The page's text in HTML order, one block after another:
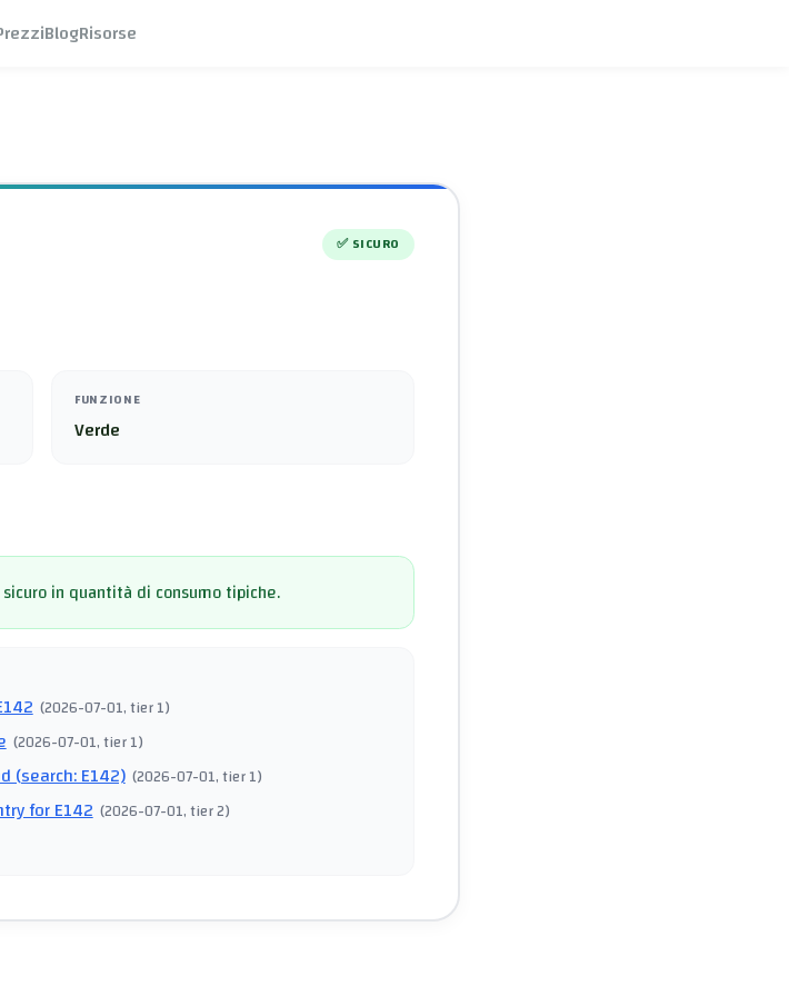
BlogRisorse
✅ SICURO
FUNZIONE
Verde
in quantità di consumo tipiche.
(2026-07-01, tier 1)
(2026-07-01, tier 1)
(search: E142) (2026-07-01, tier 1)
for E142 (2026-07-01, tier 2)